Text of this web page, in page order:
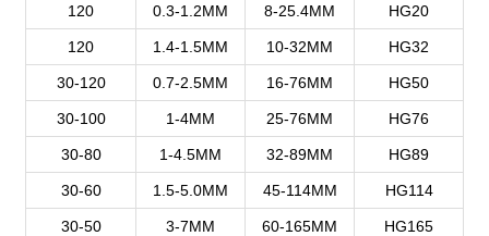
HG20
8-25.4MM
0.3-1.2MM
120
HG32
10-32MM
1.4-1.5MM
120
HG50
16-76MM
0.7-2.5MM
30-120
HG76
25-76MM
1-4MM
30-100
HG89
32-89MM
1-4.5MM
30-80
HG114
45-114MM
1.5-5.0MM
30-60
HG165
60-165MM
3-7MM
30-50